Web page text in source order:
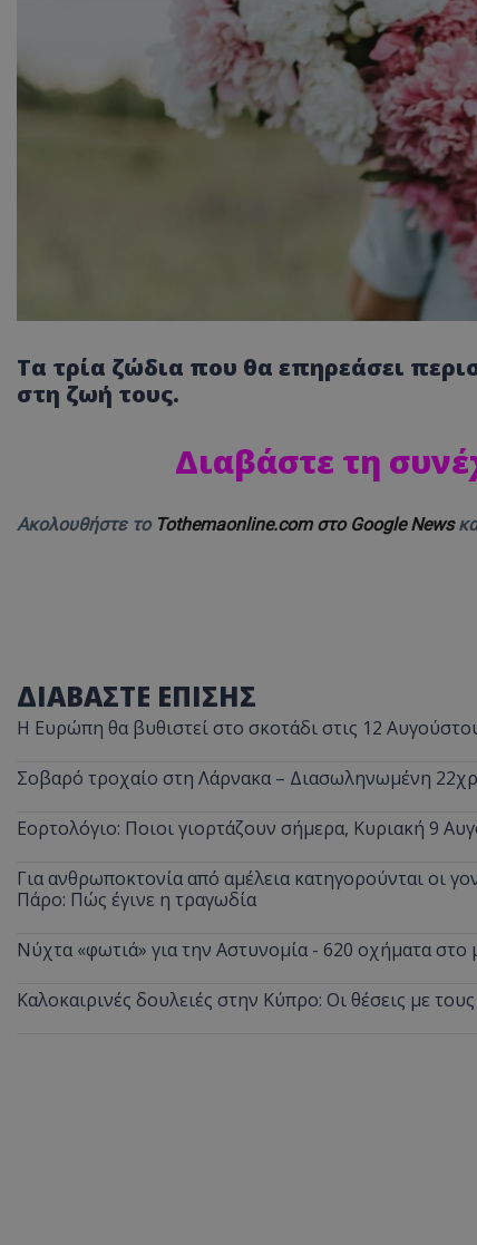
Τα τρία ζώδια που θα επηρεάσει
στη ζωή τους.
Διαβάστε τη
Ακολουθήστε το Tothemaonline.com στο Google News
ΔΙΑΒΑΣΤΕ ΕΠΙΣΗΣ
Η Ευρώπη θα βυθιστεί στο σκοτάδι στις 12
Σοβαρό τροχαίο στη Λάρνακα – Διασωληνωμένη
Εορτολόγιο: Ποιοι γιορτάζουν σήμερα, Κυριακή 9
Για ανθρωποκτονία από αμέλεια κατηγορούνται οι
Πάρο: Πώς έγινε η τραγωδία
Νύχτα «φωτιά» για την Αστυνομία - 620 οχήματα
Καλοκαιρινές δουλειές στην Κύπρο: Οι θέσεις με